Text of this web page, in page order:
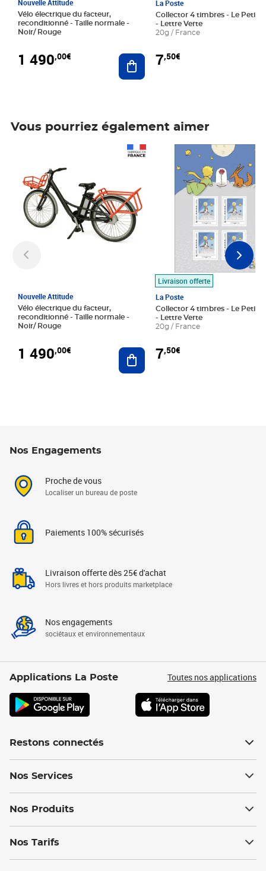
Nouvelle Attitude
Vélo électrique du facteur,
reconditionné - Taille normale -
Noir/ Rouge
1 490,00€ Ajouter au panier
La Poste
Collector 4 timbres - Le Petit
- Lettre Verte
20g / France
7,50€
Vous pourriez également aimer
Nouvelle Attitude
Vélo électrique du facteur,
reconditionné - Taille normale -
Noir/ Rouge
1 490,00€ Ajouter au panier
Livraison offerte
La Poste
Collector 4 timbres - Le Petit
- Lettre Verte
20g / France
7,50€
Prix 7,50€
Nos Engagements
Proche de vous
Localiser un bureau de poste
Paiements 100% sécurisés
Livraison offerte dès 25€ d'achat
Hors livres et hors produits marketplace
Nos engagements
sociétaux et environnementaux
Applications La Poste Toutes nos applications
Restons connectés
Nos Services
Nos Produits
Nos Tarifs